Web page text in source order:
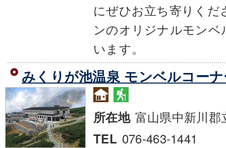
にぜひお立ち寄りくだ
ンのオリジナルモンベ
います。
みくりが池温泉 モンベルコー
所在地 富山県中新川郡
TEL 076-463-1441